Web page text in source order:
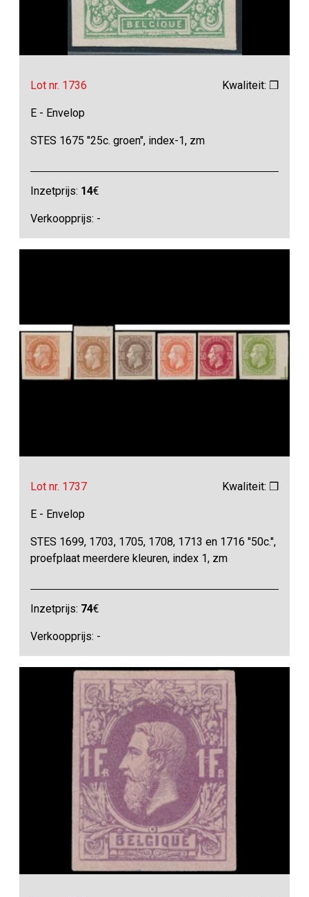
Lot nr. 1736 Kwaliteit: ❒
E - Envelop
STES 1675 "25c. groen", index-1, zm
Inzetprijs: 14€
Verkoopprijs: -
Lot nr. 1737 Kwaliteit: ❒
E - Envelop
STES 1699, 1703, 1705, 1708, 1713 en 1716 "50c.",
proefplaat meerdere kleuren, index 1, zm
Inzetprijs: 74€
Verkoopprijs: -